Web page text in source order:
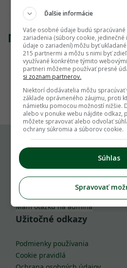
Nenašli sme
1
Komu môžeš napísať
info@zahrada.sk
Nahlás chybu
Mám otázku na admina
Užitočné odkazy
Podmienky používania
Cookie pravidlá
Ďalšie informácie
Vaše osobné údaje budú
zariadenia (súbory cookie,
údaje o zariadení) môžu byť
215 partnermi a môžu s nimi byť
využívané konkrétne týmito
partneri môžeme používať presné
si zoznam partnerov.
Niektorí dodávatelia môžu spracúvať
základe oprávneného záujmu, proti
námietku pomocou možností nižšie.
alebo v ponuke webu nájdite odkaz,
môžete spravovať alebo odvolať
ochrany súkromia a súborov cookie.
Súhlas
Spravovať